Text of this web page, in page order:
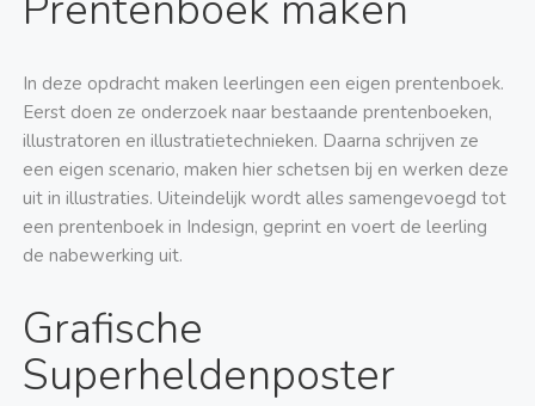
In deze opdracht maken leerlingen een eigen prentenboek.
Eerst doen ze onderzoek naar bestaande prentenboeken,
illustratoren en illustratietechnieken. Daarna schrijven ze
een eigen scenario, maken hier schetsen bij en werken deze
uit in illustraties. Uiteindelijk wordt alles samengevoegd tot
een prentenboek in Indesign, geprint en voert de leerling
de nabewerking uit.
Grafische
Superheldenposter